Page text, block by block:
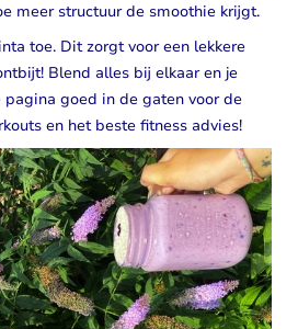
meer structuur de smoothie krijgt.
toe. Dit zorgt voor een lekkere
Blend alles bij elkaar en je
pagina goed in de gaten voor de
en het beste fitness advies!